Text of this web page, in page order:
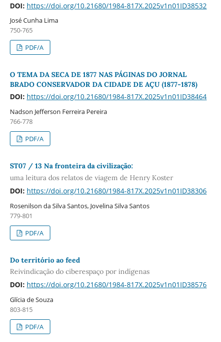
DOI: https://doi.org/10.21680/1984-817X.2025v1n01ID38532
José Cunha Lima
750-765
PDF/A
O TEMA DA SECA DE 1877 NAS PÁGINAS DO JORNAL
BRADO CONSERVADOR DA CIDADE DE AÇU (1877-1878)
DOI: https://doi.org/10.21680/1984-817X.2025v1n01ID38464
Nadson Jefferson Ferreira Pereira
766-778
PDF/A
ST07 / 13 Na fronteira da civilização:
uma leitura dos relatos de viagem de Henry Koster
DOI: https://doi.org/10.21680/1984-817X.2025v1n01ID38306
Rosenilson da Silva Santos, Jovelina Silva Santos
779-801
PDF/A
Do território ao feed
Reivindicação do ciberespaço por indígenas
DOI: https://doi.org/10.21680/1984-817X.2025v1n01ID38576
Glícia de Souza
803-815
PDF/A